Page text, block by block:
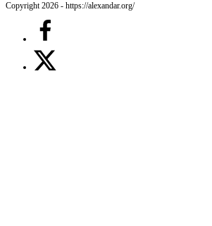
Copyright 2026 - https://alexandar.org/